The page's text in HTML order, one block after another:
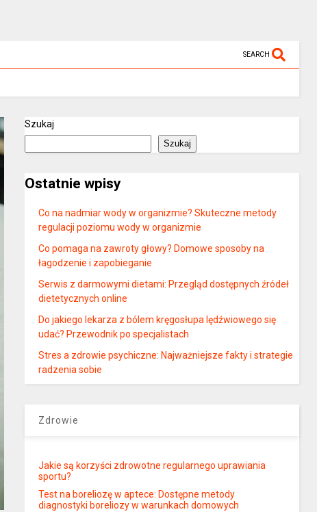
SEARCH
Szukaj
Szukaj
Ostatnie wpisy
Co na nadmiar wody w organizmie? Skuteczne metody
regulacji poziomu wody w organizmie
Co pomaga na zawroty głowy? Domowe sposoby na
łagodzenie i zapobieganie
Serwis z darmowymi dietami: Przegląd dostępnych źródeł
dietetycznych online
Do jakiego lekarza z bólem kręgosłupa lędźwiowego się
udać? Przewodnik po specjalistach
Stres a zdrowie psychiczne: Najważniejsze fakty i strategie
radzenia sobie
Zdrowie
Jakie są korzyści zdrowotne regularnego uprawiania
sportu?
Test na boreliozę w aptece: Dostępne metody
diagnostyki boreliozy w warunkach domowych